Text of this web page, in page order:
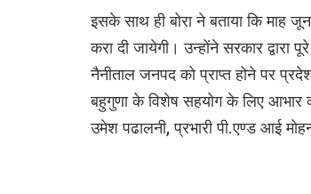
इसके साथ ही बोरा ने बताया कि माह
करा दी जायेगी। उन्होंने सरकार
नैनीताल जनपद को प्राप्त होने पर
बहुगुणा के विशेष सहयोग के लिए आभार
उमेश पढालनी, प्रभारी पी.एण्ड आई